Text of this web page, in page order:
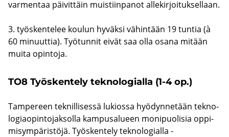
var­men­taa päi­vit­täin muis­tiin­pa­not al­le­kir­joi­tuk­sel­laan.
3. työs­ken­te­lee kou­lun hy­väk­si vä­hin­tään 19 tun­tia (à
60 mi­nuut­tia). Työ­tun­nit eivät saa olla osana mi­tään
muita opin­to­ja.
TO8 Työs­ken­te­ly tek­no­lo­gial­la (1-4 op.)
Tam­pe­reen tek­nil­li­ses­sä lu­kios­sa hyö­dyn­ne­tään tek­no­
lo­giao­pin­to­jak­sol­la kam­pusa­lu­een mo­ni­puo­li­sia op­pi­
mi­sym­pä­ris­tö­jä. Työs­ken­te­ly tek­no­lo­gial­la -​